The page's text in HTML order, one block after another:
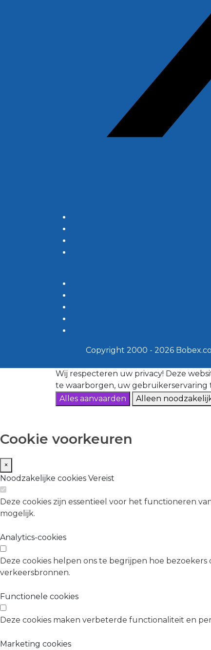
Copyright 2000 - 2026
Wij respecteren uw privacy! Deze
te waarborgen, uw
Alles aanvaarden
Alleen
Cookie voorkeuren
×
Noodzakelijke cookies Vereist
Deze cookies zijn essentieel voor het functioneren
mogelijk.
Analytics-cookies
Deze cookies helpen ons te begrijpen hoe
verkeersbronnen.
Functionele cookies
Deze cookies maken verbeterde functionaliteit en
Marketing cookies